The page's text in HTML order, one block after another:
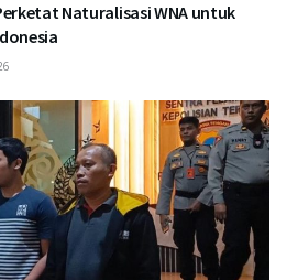
Naturalisasi WNA untuk